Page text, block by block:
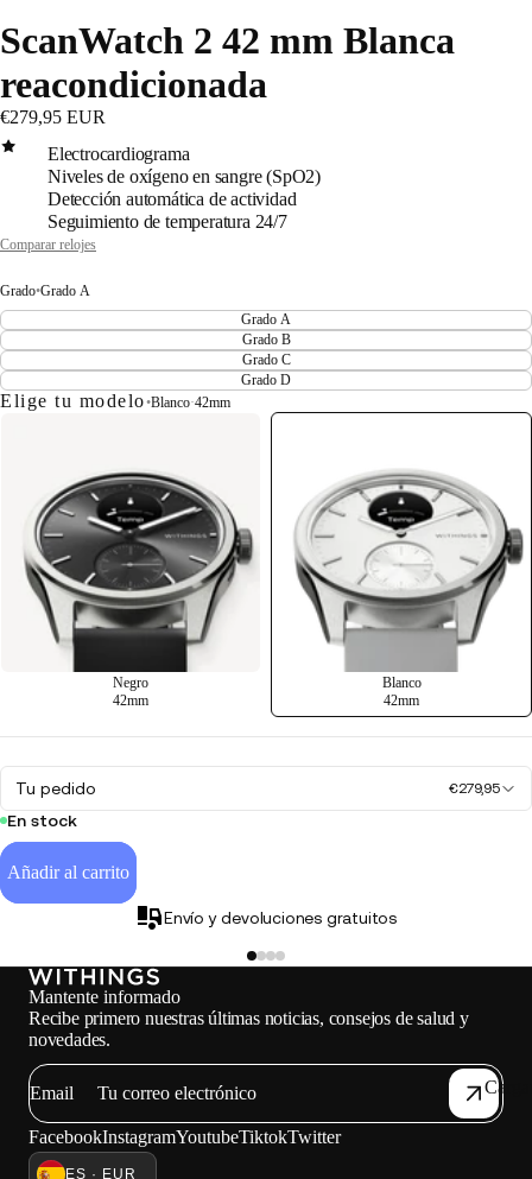
ScanWatch 2 42 mm Blanca
reacondicionada
€279,95 EUR
Electrocardiograma
Niveles de oxígeno en sangre (SpO2)
Detección automática de actividad
Seguimiento de temperatura 24/7
Comparar relojes
Grado•Grado A
Grado A
Grado B
Grado C
Grado D
Elige tu modelo•Blanco·42mm
Negro
42mm
Blanco
42mm
Tu pedido €279,95
En stock
Añadir al carrito
Envío y devoluciones gratuitos
Mantente informado
Recibe primero nuestras últimas noticias, consejos de salud y
novedades.
Email
FacebookInstagramYoutubeTiktokTwitter
ES · EUR